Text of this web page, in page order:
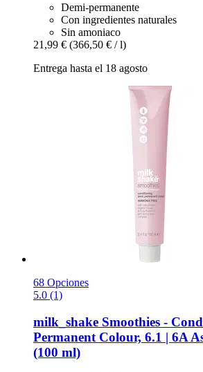
Demi-permanente
Con ingredientes naturales
Sin amoniaco
21,99 € (366,50 € / l)
Entrega hasta el 18 agosto
68 Opciones
5.0 (1)
milk_shake Smoothies -​
Permanent Colour, 6.1 | 6A
(100 ml)